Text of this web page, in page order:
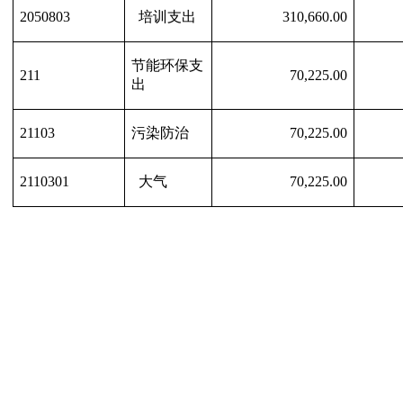
2050803 培训支出 310,660.00
211
节能环保支
出
70,225.00
21103 污染防治 70,225.00
2110301 大气 70,225.00